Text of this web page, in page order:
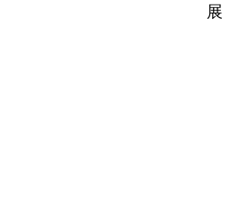
展